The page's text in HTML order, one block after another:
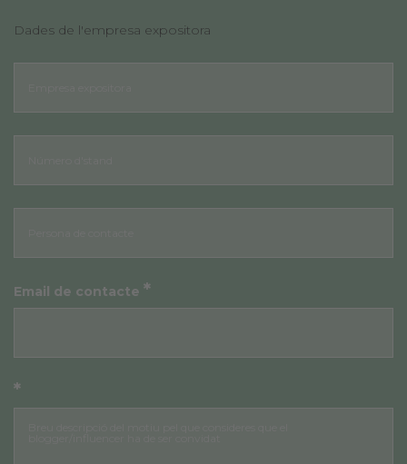
Dades de l'empresa expositora
Email de contacte *
*